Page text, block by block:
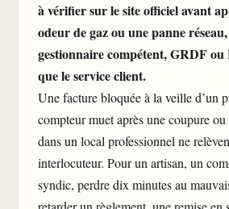
à vérifier sur le site officiel avant
odeur de gaz ou une panne
gestionnaire compétent, GRDF
que le service client.
Une facture bloquée à la veille d’un
compteur muet après une coupure
dans un local professionnel ne
interlocuteur. Pour un artisan, un
syndic, perdre dix minutes au